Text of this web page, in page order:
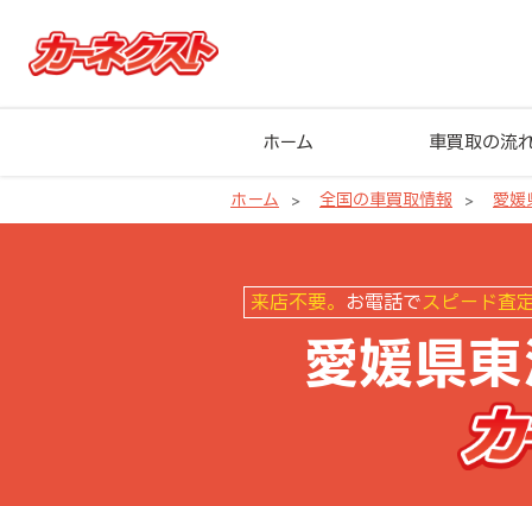
ホーム 車買取の流
ホーム 全国の車買取情報 愛媛
来店不要。 お電話で スピード査
愛媛県